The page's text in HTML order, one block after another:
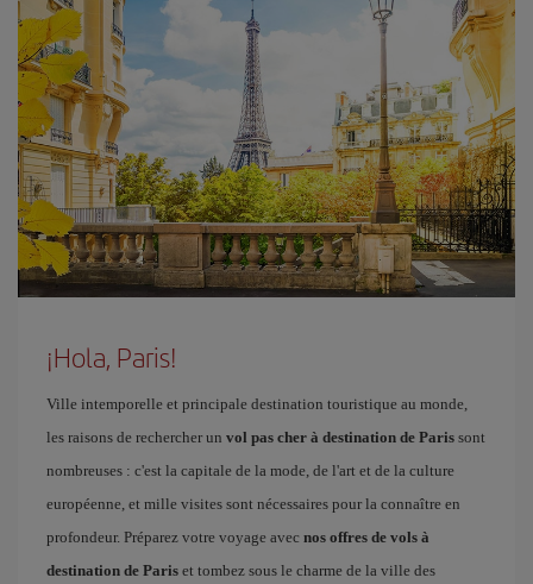
¡Hola, Paris!
Ville intemporelle et principale destination touristique au monde,
les raisons de rechercher un vol pas cher à destination de Paris sont
nombreuses : c'est la capitale de la mode, de l'art et de la culture
européenne, et mille visites sont nécessaires pour la connaître en
profondeur. Préparez votre voyage avec nos offres de vols à
destination de Paris et tombez sous le charme de la ville des